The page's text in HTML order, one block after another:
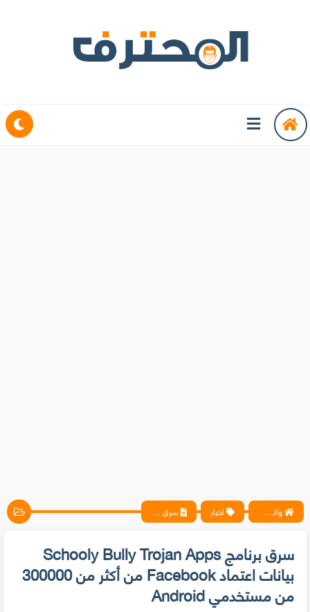
واتس آب ، فيسبوك ، أنترنت ، شروحات تقنية حصرية - المحترف اخبار سرق برنامج Schooly Bully Trojan Apps بيانات اعتماد Facebook من أكثر من 300000 من مستخدمي Android
سرق برنامج Schooly Bully Trojan Apps
بيانات اعتماد Facebook من أكثر من 300000
من مستخدمي Android